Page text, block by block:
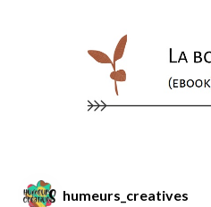
humeurs_creatives